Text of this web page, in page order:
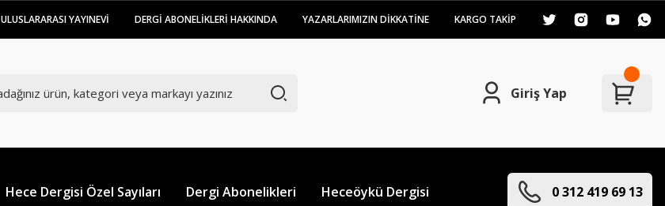
ULUSLARARASI YAYINEVİ DERGİ ABONELİKLERİ HAKKINDA YAZARLARIMIZIN DİKKATİNE KARGO TAKİP
Giriş Yap
Hece Dergisi Özel Sayıları Dergi Abonelikleri Heceöykü Dergisi 0 312 419 69 13